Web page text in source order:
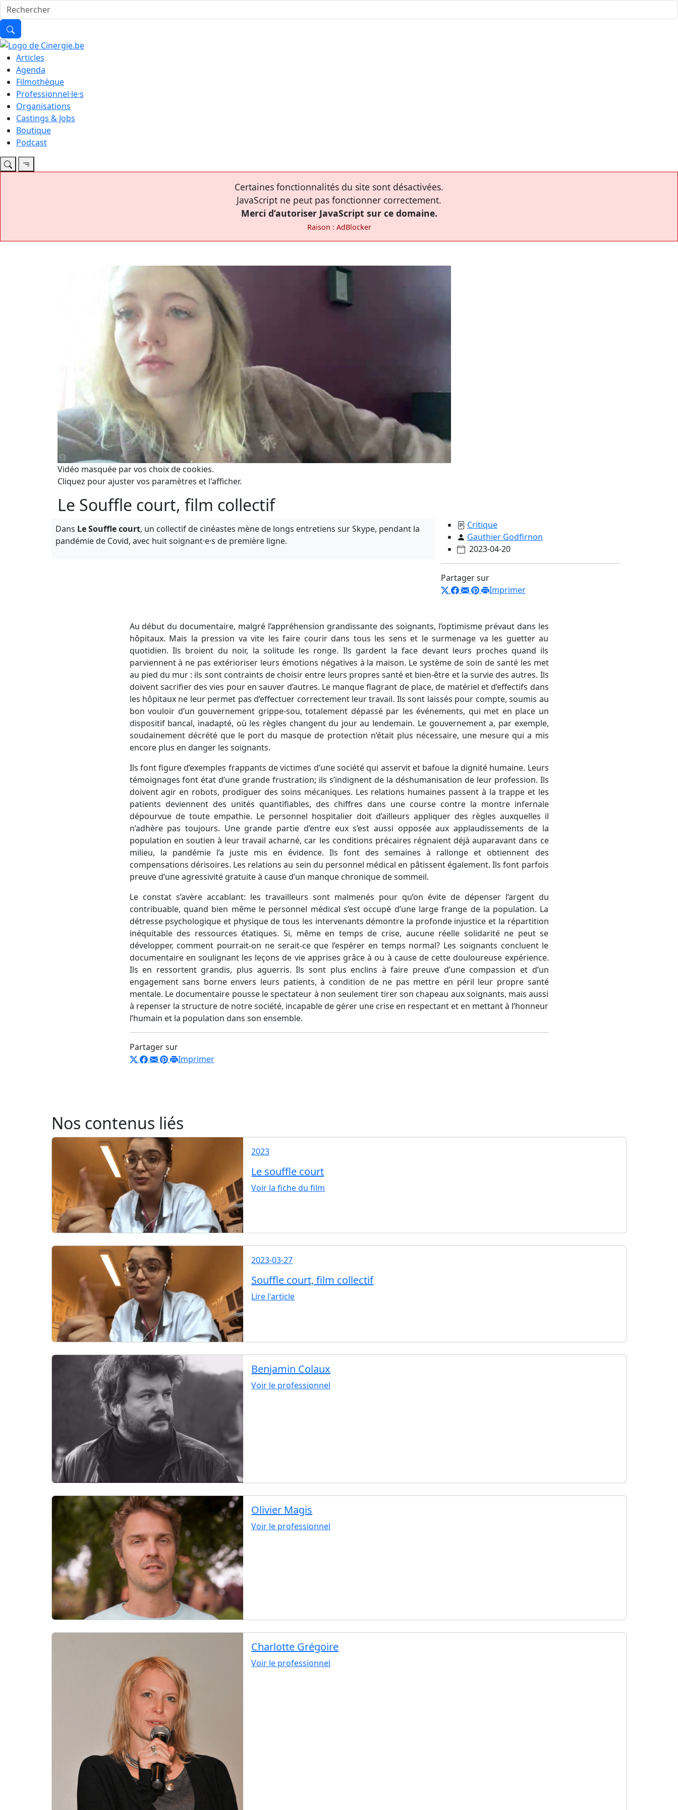
Articles
Agenda
Filmothèque
Professionnel·le·s
Organisations
Castings & Jobs
Boutique
Podcast
Certaines fonctionnalités du site sont désactivées.
JavaScript ne peut pas fonctionner correctement.
Merci d’autoriser JavaScript sur ce domaine.
Raison : AdBlocker
Vidéo masquée par vos choix de cookies.
Cliquez pour ajuster vos paramètres et l'afficher.
Le Souffle court, film collectif
Dans Le Souffle court, un collectif de cinéastes mène de longs entretiens sur Skype, pendant la
pandémie de Covid, avec huit soignant·e·s de première ligne.
Critique
Gauthier Godfirnon
2023-04-20
Partager sur
Imprimer
Au début du documentaire, malgré l’appréhension grandissante des soignants, l’optimisme prévaut dans les
hôpitaux. Mais la pression va vite les faire courir dans tous les sens et le surmenage va les guetter au
quotidien. Ils broient du noir, la solitude les ronge. Ils gardent la face devant leurs proches quand ils
parviennent à ne pas extérioriser leurs émotions négatives à la maison. Le système de soin de santé les met
au pied du mur : ils sont contraints de choisir entre leurs propres santé et bien-être et la survie des autres. Ils
doivent sacrifier des vies pour en sauver d’autres. Le manque flagrant de place, de matériel et d’effectifs dans
les hôpitaux ne leur permet pas d’effectuer correctement leur travail. Ils sont laissés pour compte, soumis au
bon vouloir d’un gouvernement grippe-sou, totalement dépassé par les événements, qui met en place un
dispositif bancal, inadapté, où les règles changent du jour au lendemain. Le gouvernement a, par exemple,
soudainement décrété que le port du masque de protection n’était plus nécessaire, une mesure qui a mis
encore plus en danger les soignants.
Ils font figure d’exemples frappants de victimes d’une société qui asservit et bafoue la dignité humaine. Leurs
témoignages font étatd’une grande frustration; ils s’indignent de la déshumanisation de leur profession. Ils
doivent agir en robots, prodiguer des soins mécaniques. Les relations humaines passent à la trappe et les
patients deviennent des unités quantifiables, des chiffres dans une course contre la montre infernale
dépourvue de toute empathie. Le personnel hospitalier doit d’ailleurs appliquer des règles auxquelles il
n’adhère pas toujours. Une grande partie d’entre eux s’est aussi opposée aux applaudissements de la
population en soutien à leur travail acharné, car les conditions précaires régnaient déjà auparavant dans ce
milieu, la pandémie l’a juste mis en évidence. Ils font des semaines à rallonge et obtiennent des
compensations dérisoires. Les relations au sein du personnel médical en pâtissent également. Ils font parfois
preuve d’une agressivité gratuite à cause d’un manque chronique de sommeil.
Le constat s’avère accablant: les travailleurs sont malmenés pour qu’on évite de dépenser l’argent du
contribuable, quand bien même le personnel médical s’est occupé d’une large frange de la population. La
détresse psychologique et physique de tous les intervenants démontre la profonde injustice et la répartition
inéquitable des ressources étatiques. Si, même en temps de crise, aucune réelle solidarité ne peut se
développer, comment pourrait-on ne serait-ce que l’espérer en temps normal? Les soignants concluent le
documentaire en soulignant les leçons de vie apprises grâce à ou à cause de cette douloureuse expérience.
Ils en ressortent grandis, plus aguerris. Ils sont plus enclins à faire preuve d’une compassion et d’un
engagement sans borne envers leurs patients, à condition de ne pas mettre en péril leur propre santé
mentale. Le documentaire pousse le spectateur à non seulement tirer son chapeau aux soignants, mais aussi
à repenser la structure de notre société, incapable de gérer une crise en respectant et en mettant à l’honneur
l’humain et la population dans son ensemble.
Partager sur
Imprimer
Nos contenus liés
2023
Le souffle court
Voir la fiche du film
2023-03-27
Souffle court, film collectif
Lire l'article
Benjamin Colaux
Voir le professionnel
Olivier Magis
Voir le professionnel
Charlotte Grégoire
Voir le professionnel